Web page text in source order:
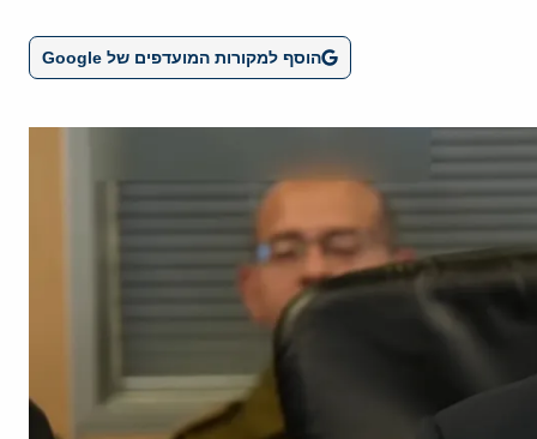
הוסף למקורות המועדפים של Google